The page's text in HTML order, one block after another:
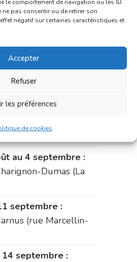
le comportement de navigation ou les ID
ne pas consentir ou de retirer son
négatif sur certaines caractéristiques et
Accepter
Refuser
les préférences
de cookies
:pharmacie
28 août :
de la République)
au 4 septembre :
Dumas (La
septembre :
(rue Marcellin-
14 septembre :